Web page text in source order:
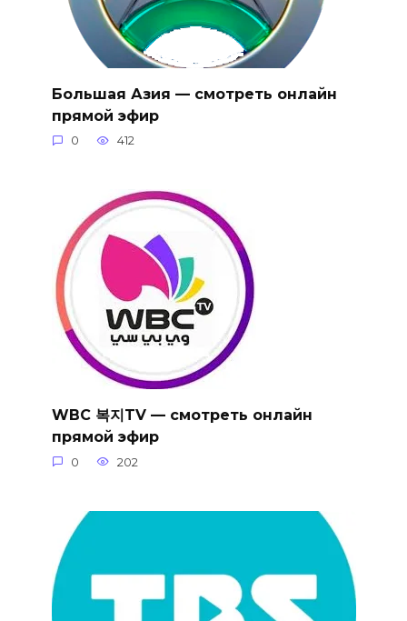
Большая Азия — смотреть онлайн
прямой эфир
0 412
WBC 복지TV — смотреть онлайн
прямой эфир
0 202